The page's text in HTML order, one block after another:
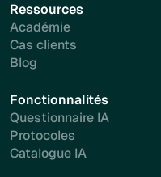
Ressources
Académie
Cas clients
Blog
Fonctionnalités
Questionnaire IA
Protocoles
Catalogue IA